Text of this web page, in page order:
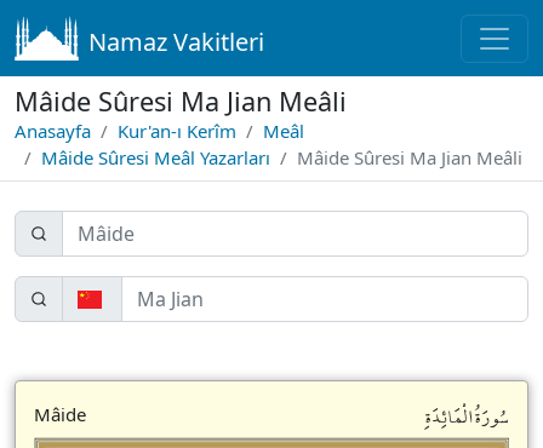
Namaz Vakitleri
Mâide Sûresi Ma Jian Meâli
Anasayfa Kur'an-ı Kerîm
Meâl
Mâide Sûresi Meâl Yazarları
Mâide Sûresi Ma Jian Meâli
Mâide سُورَةُالْمَائِدَةِ